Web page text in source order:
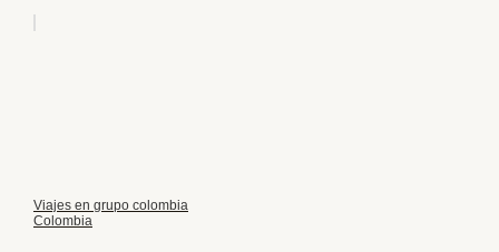
Viajes en grupo colombia
Colombia